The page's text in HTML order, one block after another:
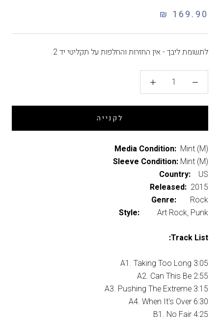
169.90 ₪
לתשומת ליבך - אין החזרות והחלפות על תקליטי יד 2.
לקנייה
Media Condition: Mint (M)
Sleeve Condition: Mint (M)
Country: US
Released: 2015
Genre: Rock
Style: Art Rock, Punk
Track List:
A1. Taking Too Long 3:05
A2. Can This Be 2:55
A3. Pushing The Extreme 3:15
A4. When It's Over 6:30
B1. No Fair 4:25